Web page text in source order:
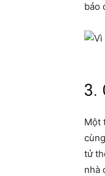
bảo
3.
Một
tử
nhà